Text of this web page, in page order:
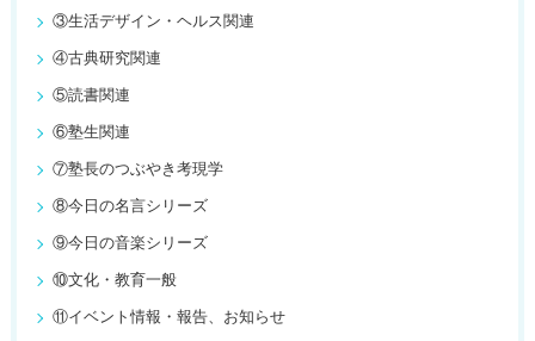
③生活デザイン・ヘルス関連
④古典研究関連
⑤読書関連
⑥塾生関連
⑦塾長のつぶやき考現学
⑧今日の名言シリーズ
⑨今日の音楽シリーズ
⑩文化・教育一般
⑪イベント情報・報告、お知らせ